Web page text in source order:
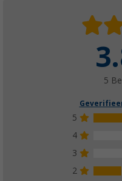
5
5
4
3
2